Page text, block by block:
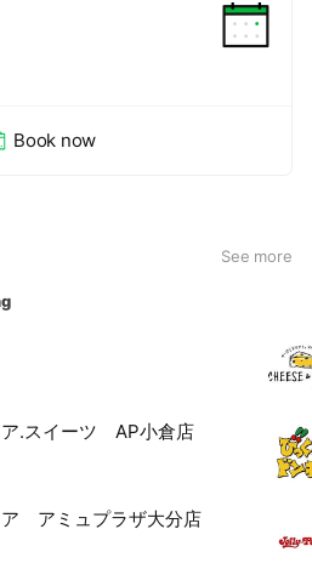
Book now
See more
.スイーツ AP小倉店
アミュプラザ大分店